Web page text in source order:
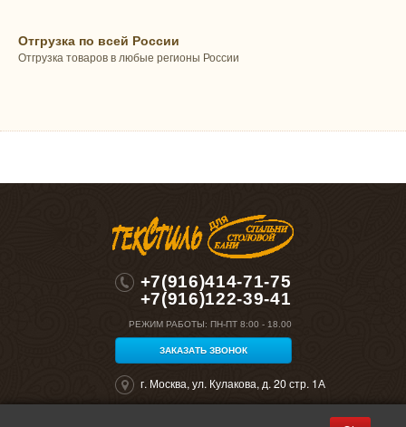
Отгрузка по всей России
Отгрузка товаров в любые регионы России
+7(916)414-71-75
+7(916)122-39-41
РЕЖИМ РАБОТЫ: ПН-ПТ 8:00 - 18.00
ЗАКАЗАТЬ ЗВОНОК
г. Москва, ул. Кулакова, д. 20 стр. 1А